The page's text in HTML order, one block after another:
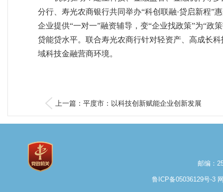
分行、寿光农商银行共同举办“科创联融·贷启新程”
企业提供“一对一”融资辅导，变“企业找政策”为“政
贷能贷水平。联合寿光农商行针对轻资产、高成长
域科技金融营商环境。
上一篇：平度市：以科技创新赋能企业创新发展
邮编：
鲁ICP备05036129号-3